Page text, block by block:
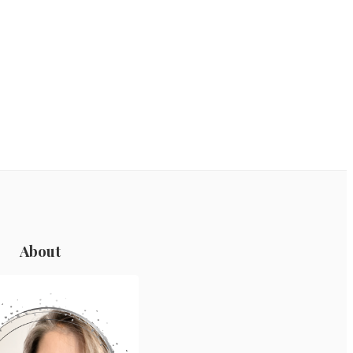
About